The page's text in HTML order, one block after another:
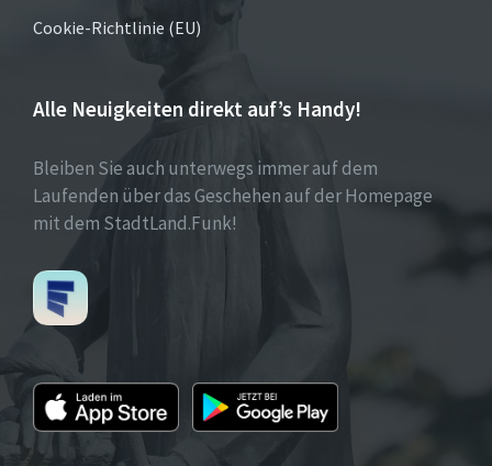
Cookie-Richtlinie (EU)
Alle Neuigkeiten direkt auf’s Handy!
Bleiben Sie auch unterwegs immer auf dem
Laufenden über das Geschehen auf der Homepage
mit dem StadtLand.Funk!